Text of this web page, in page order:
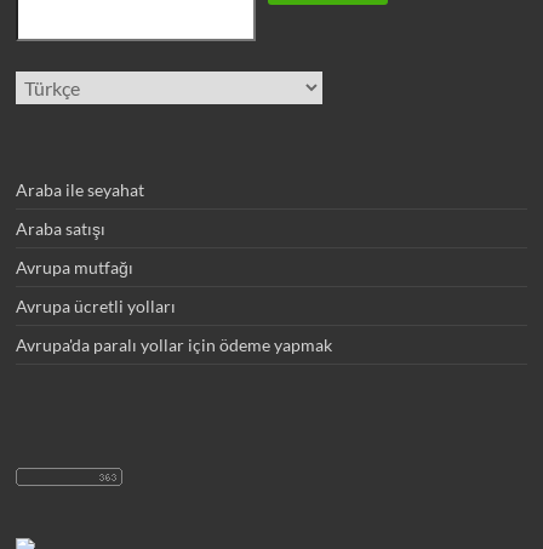
Dil
Seç
Araba ile seyahat
Araba satışı
Avrupa mutfağı
Avrupa ücretli yolları
Avrupa'da paralı yollar için ödeme yapmak